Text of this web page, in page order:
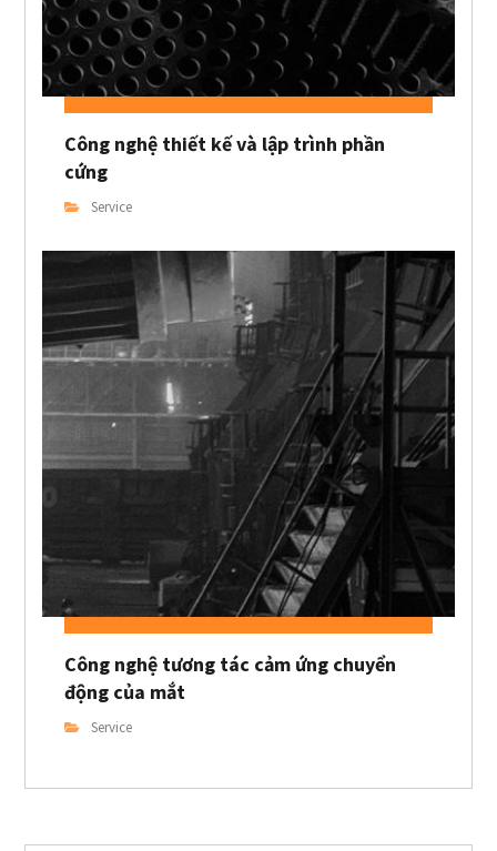
Công nghệ thiết kế và lập trình phần
cứng
Service
Công nghệ tương tác cảm ứng chuyển
động của mắt
Service